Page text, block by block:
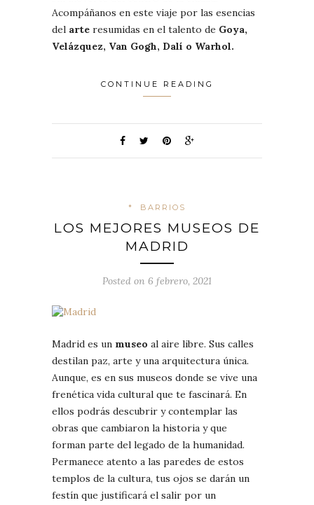
Acompáñanos en este viaje por las esencias
del arte resumidas en el talento de Goya,
Velázquez, Van Gogh, Dalí o Warhol.
CONTINUE READING
* BARRIOS
LOS MEJORES MUSEOS DE
MADRID
Posted on 6 febrero, 2021
Madrid es un museo al aire libre. Sus calles
destilan paz, arte y una arquitectura única.
Aunque, es en sus museos donde se vive una
frenética vida cultural que te fascinará. En
ellos podrás descubrir y contemplar las
obras que cambiaron la historia y que
forman parte del legado de la humanidad.
Permanece atento a las paredes de estos
templos de la cultura, tus ojos se darán un
festín que justificará el salir por un